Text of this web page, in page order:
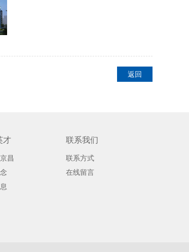
返回
才
昌
联系我们
联系方式
在线留言